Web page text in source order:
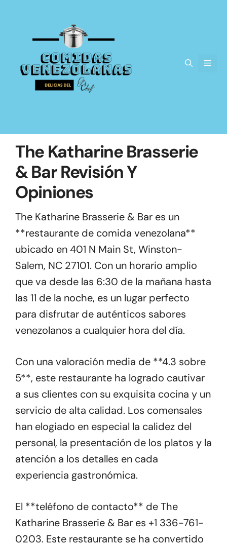
contenido
The Katharine Brasserie
& Bar Revisión Y
Opiniones
The Katharine Brasserie & Bar es un
**restaurante de comida venezolana**
ubicado en 401 N Main St, Winston-
Salem, NC 27101. Con un horario amplio
que va desde las 6:30 de la mañana hasta
las 11 de la noche, es un lugar perfecto
para disfrutar de auténticos sabores
venezolanos a cualquier hora del día.
Con una valoración media de **4.3 sobre
5**, este restaurante ha logrado cautivar
a sus clientes con su exquisita cocina y un
servicio de alta calidad. Los comensales
han elogiado en especial la calidez del
personal, la presentación de los platos y la
atención a los detalles en cada
experiencia gastronómica.
El **teléfono de contacto** de The
Katharine Brasserie & Bar es +1 336-761-
0203. Este restaurante se ha convertido